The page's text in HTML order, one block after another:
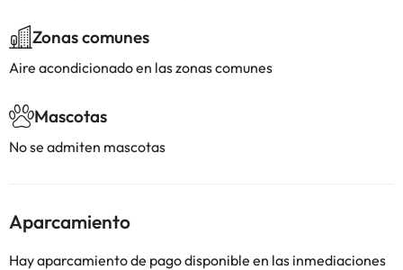
Zonas comunes
Aire acondicionado en las zonas comunes
Mascotas
No se admiten mascotas
Aparcamiento
Hay aparcamiento de pago disponible en las inmediaciones